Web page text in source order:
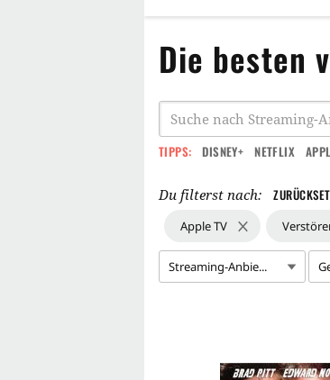
Die besten
TIPPS: DISNEY+ NETFLIX
Du filterst nach:
Apple TV
Streaming-Anbie...